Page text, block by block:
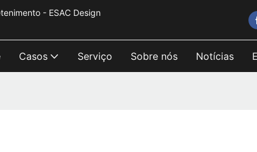
- ESAC Design
Casos Serviço Sobre nós Notícias